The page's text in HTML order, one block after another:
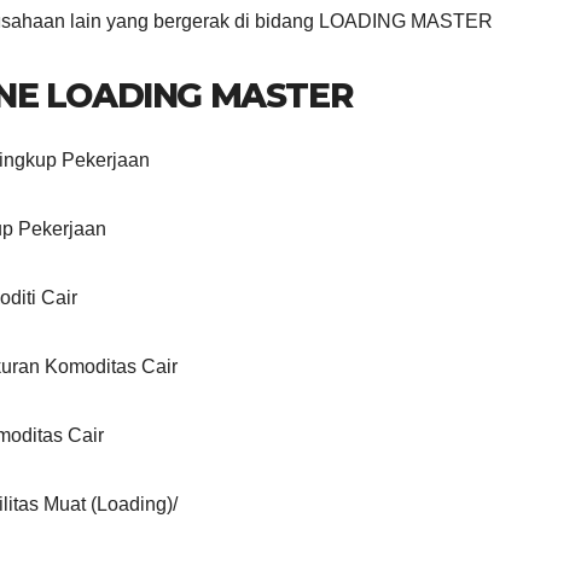
lain yang bergerak di bidang LOADING MASTER
LOADING MASTER
Pekerjaan
Pekerjaan
Cair
Komoditas Cair
Cair
Muat (Loading)/